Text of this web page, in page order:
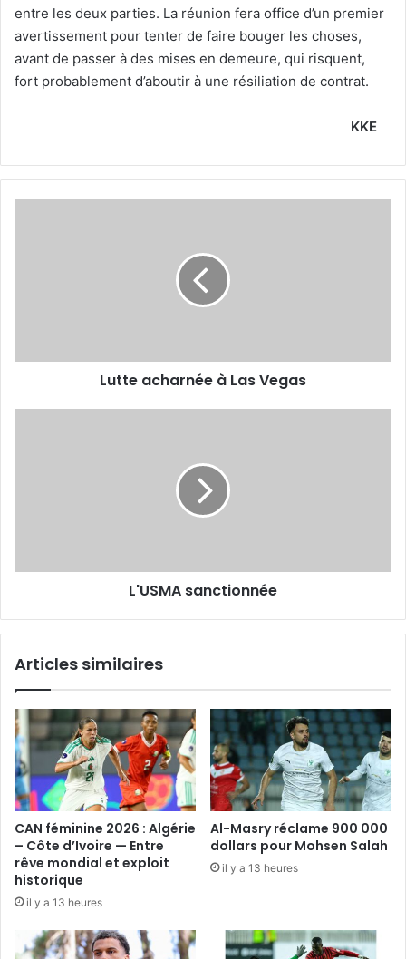
entre les deux parties. La réunion fera office d’un premier
avertissement pour tenter de faire bouger les choses,
avant de passer à des mises en demeure, qui risquent,
fort probablement d’aboutir à une résiliation de contrat.
KKE
Lutte acharnée à Las Vegas
L'USMA sanctionnée
Articles similaires
CAN féminine 2026 : Algérie
– Côte d’Ivoire — Entre
rêve mondial et exploit
historique
il y a 13 heures
Al-Masry réclame 900 000
dollars pour Mohsen Salah
il y a 13 heures